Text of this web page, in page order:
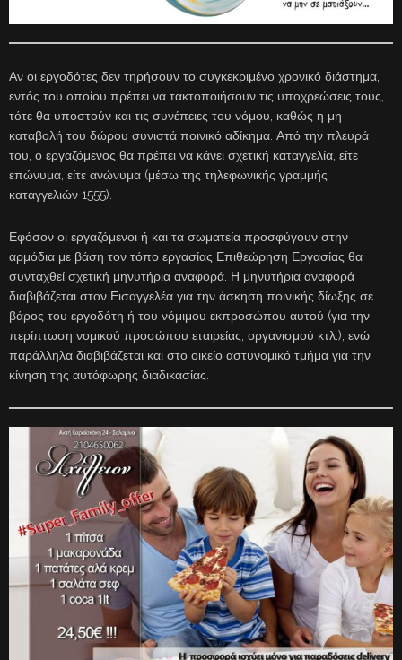
Αν οι εργοδότες δεν τηρήσουν το συγκεκριμένο χρονικό διάστημα,
εντός του οποίου πρέπει να τακτοποιήσουν τις υποχρεώσεις τους,
τότε θα υποστούν και τις συνέπειες του νόμου, καθώς η μη
καταβολή του δώρου συνιστά ποινικό αδίκημα. Από την πλευρά
του, ο εργαζόμενος θα πρέπει να κάνει σχετική καταγγελία, είτε
επώνυμα, είτε ανώνυμα (μέσω της τηλεφωνικής γραμμής
καταγγελιών 1555).
Εφόσον οι εργαζόμενοι ή και τα σωματεία προσφύγουν στην
αρμόδια με βάση τον τόπο εργασίας Επιθεώρηση Εργασίας θα
συνταχθεί σχετική μηνυτήρια αναφορά. Η μηνυτήρια αναφορά
διαβιβάζεται στον Εισαγγελέα για την άσκηση ποινικής δίωξης σε
βάρος του εργοδότη ή του νόμιμου εκπροσώπου αυτού (για την
περίπτωση νομικού προσώπου εταιρείας, οργανισμού κτλ.), ενώ
παράλληλα διαβιβάζεται και στο οικείο αστυνομικό τμήμα για την
κίνηση της αυτόφωρης διαδικασίας.